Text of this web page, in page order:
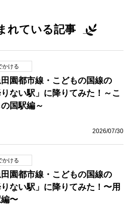
れている記事
かける
園都市線・こどもの国線の
りない駅」に降りてみた！～こ
国駅編～
2026/07/30
かける
園都市線・こどもの国線の
りない駅」に降りてみた！〜用
〜